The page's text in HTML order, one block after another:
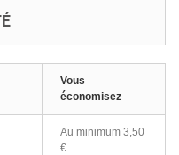
Vous
économisez
Au minimum 3,50
€